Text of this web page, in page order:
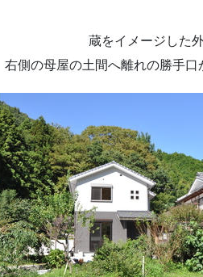
蔵をイメージした外
右側の母屋の土間へ離れの勝手口